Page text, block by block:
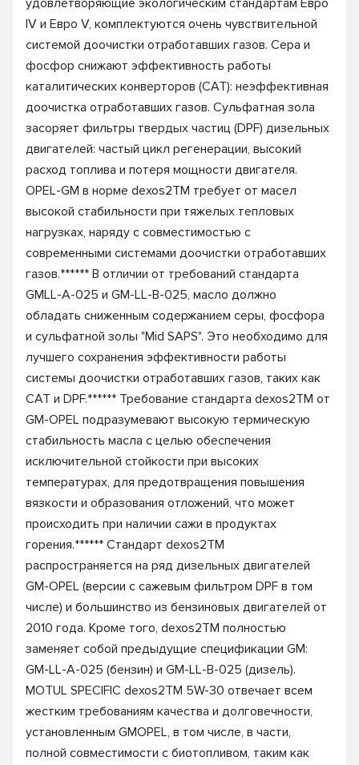
удовлетворяющие экологическим стандартам Евро
IV и Евро V, комплектуются очень чувствительной
системой доочистки отработавших газов. Сера и
фосфор снижают эффективность работы
каталитических конверторов (CAT): неэффективная
доочистка отработавших газов. Сульфатная зола
засоряет фильтры твердых частиц (DPF) дизельных
двигателей: частый цикл регенерации, высокий
расход топлива и потеря мощности двигателя.
OPEL-GM в норме dexos2TM требует от масел
высокой стабильности при тяжелых тепловых
нагрузках, наряду с совместимостью с
современными системами доочистки отработавших
газов.****** В отличии от требований стандарта
GMLL-A-025 и GM-LL-B-025, масло должно
обладать сниженным содержанием серы, фосфора
и сульфатной золы "Mid SAPS". Это необходимо для
лучшего сохранения эффективности работы
системы доочистки отработавших газов, таких как
CAT и DPF.****** Требование стандарта dexos2TM от
GM-OPEL подразумевают высокую термическую
стабильность масла с целью обеспечения
исключительной стойкости при высоких
температурах, для предотвращения повышения
вязкости и образования отложений, что может
происходить при наличии сажи в продуктах
горения.****** Стандарт dexos2TM
распространяется на ряд дизельных двигателей
GM-OPEL (версии с сажевым фильтром DPF в том
числе) и большинство из бензиновых двигателей от
2010 года. Кроме того, dexos2TM полностью
заменяет собой предыдущие спецификации GM:
GM-LL-A-025 (бензин) и GM-LL-B-025 (дизель).
MOTUL SPECIFIC dexos2TM 5W-30 отвечает всем
жестким требованиям качества и долговечности,
установленным GMOPEL, в том числе, в части,
полной совместимости с биотопливом, таким как